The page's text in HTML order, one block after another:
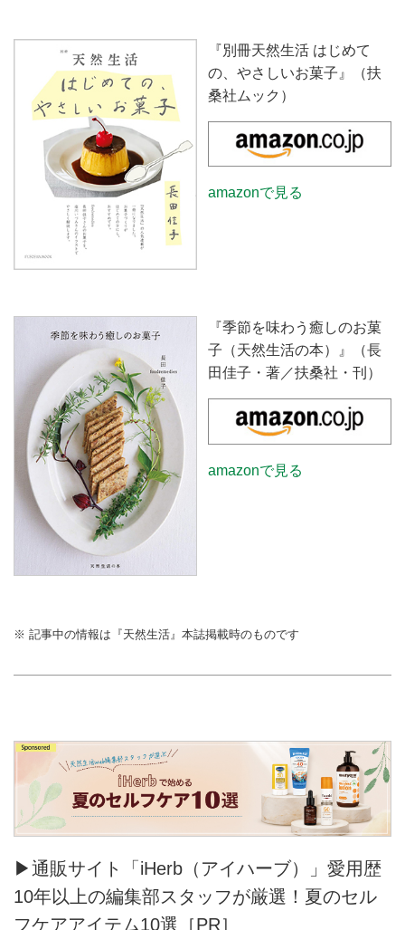
『別冊天然生活 はじめて
の、やさしいお菓子』（扶
桑社ムック）
amazonで見る
『季節を味わう癒しのお菓
子（天然生活の本）』（長
田佳子・著／扶桑社・刊）
amazonで見る
※ 記事中の情報は『天然生活』本誌掲載時のものです
▶通販サイト「iHerb（アイハーブ）」愛用歴
10年以上の編集部スタッフが厳選！夏のセル
フケアアイテム10選［PR］